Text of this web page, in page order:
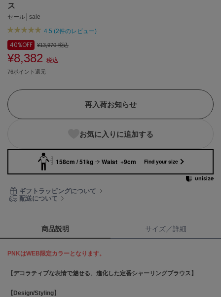
Ballelite
バレリット
BANDOLIER
Barbour
バブアー
Beyond Closet
Calvin Klein
カルバン・クライン
CELFORD
セルフォード
クラークス
CODE A
ス
セール│sale
4.5 (2件のレビュー)
40%OFF ¥13,970税込
¥8,382 税込
76ポイント還元
再入荷お知らせ
お気に入りに追加する
158cm / 51kg Waist +9cm Find your size
ギフトラッピングについて
配送について
商品説明 サイズ／詳細
PNKはWEB限定カラーとなります。
【デコラティブな表情で魅せる、進化した定番シャーリングブラウス】
【Design/Styling】